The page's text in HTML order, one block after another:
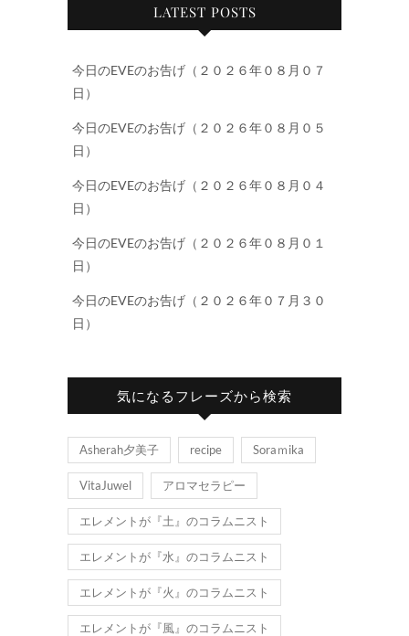
LATEST POSTS
今日のEVEのお告げ（２０２６年０８月０７
日）
今日のEVEのお告げ（２０２６年０８月０５
日）
今日のEVEのお告げ（２０２６年０８月０４
日）
今日のEVEのお告げ（２０２６年０８月０１
日）
今日のEVEのお告げ（２０２６年０７月３０
日）
気になるフレーズから検索
Asherah夕美子 recipe Soraｍika
VitaJuwel アロマセラピー
エレメントが『土』のコラムニスト
エレメントが『水』のコラムニスト
エレメントが『火』のコラムニスト
エレメントが『風』のコラムニスト